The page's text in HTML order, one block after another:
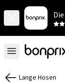
Lange Hosen